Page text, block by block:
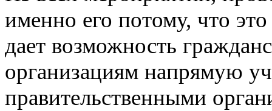
именно его потому, что
дает возможность
организациям напрямую
правительственными